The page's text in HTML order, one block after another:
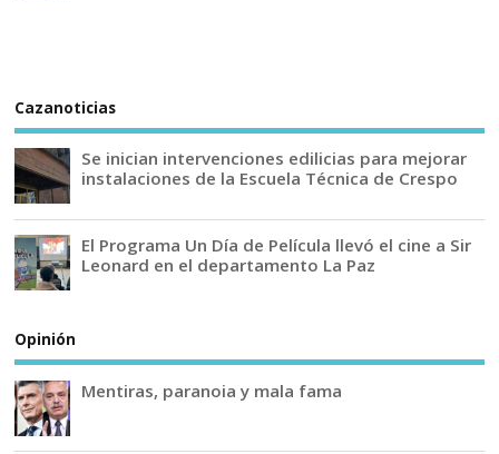
Cazanoticias
Se inician intervenciones edilicias para mejorar
instalaciones de la Escuela Técnica de Crespo
El Programa Un Día de Película llevó el cine a Sir
Leonard en el departamento La Paz
Opinión
Mentiras, paranoia y mala fama